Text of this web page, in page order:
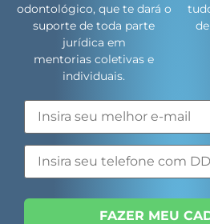
odontológico, que te dará o
suporte de toda parte
jurídica em
mentorias coletivas e
individuais.
FAZER MEU